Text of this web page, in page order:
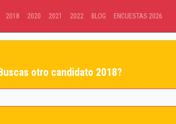
2018 2020 2021 2022 BLOG ENCUESTAS 2026
otro candidato 2018?